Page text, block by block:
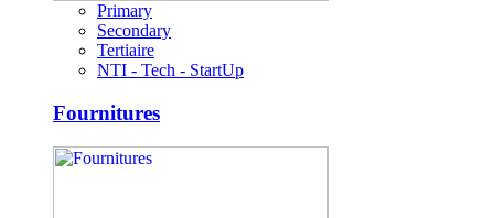
Primary
Secondary
Tertiaire
NTI - Tech - StartUp
Fournitures